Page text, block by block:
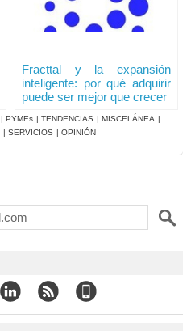
Fracttal y la expansión
inteligente: por qué adquirir
puede ser mejor que crecer
| PYMEs | TENDENCIAS | MISCELÁNEA |
| SERVICIOS | OPINIÓN